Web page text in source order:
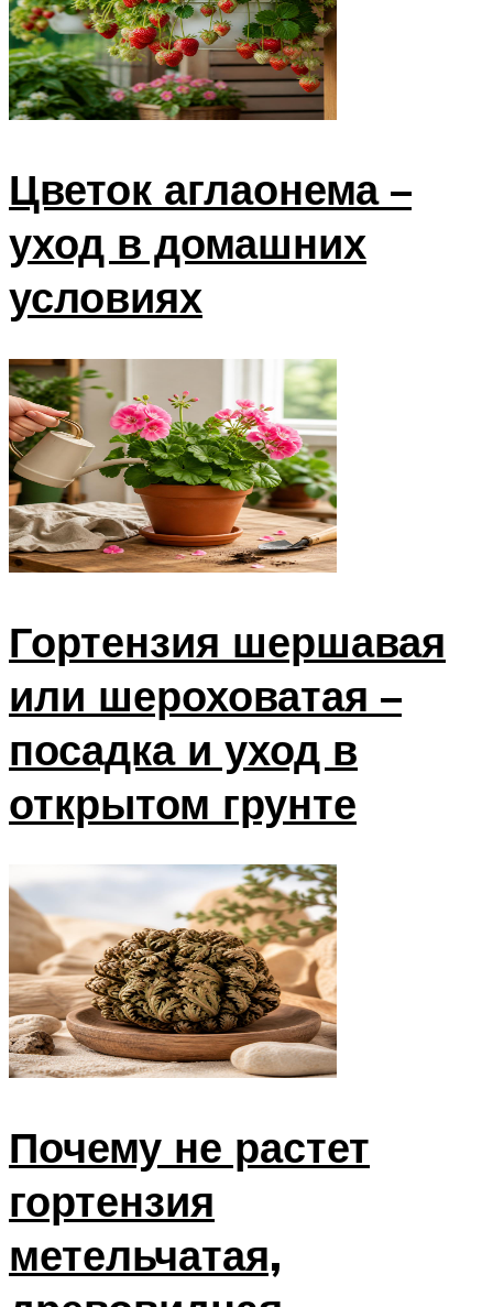
Цветок аглаонема –
уход в домашних
условиях
Гортензия шершавая
или шероховатая –
посадка и уход в
открытом грунте
Почему не растет
гортензия
метельчатая,